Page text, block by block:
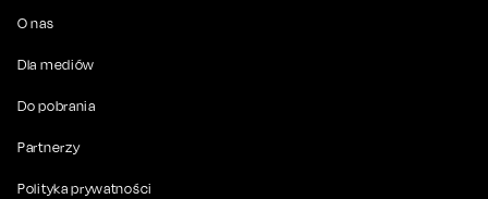
O nas
Dla mediów
Do pobrania
Partnerzy
Polityka prywatności